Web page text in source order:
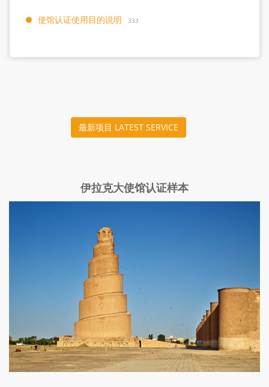
使馆认证使用目的说明 333
最新项目 LATEST SERVICE
伊拉克大使馆认证样本